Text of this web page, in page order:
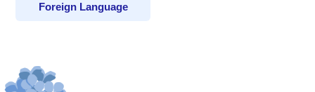
Foreign Language